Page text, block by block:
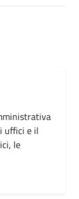
uffici e il
le